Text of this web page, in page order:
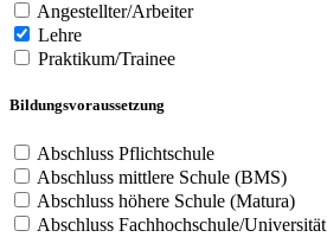
Angestellter/Arbeiter
Lehre
Praktikum/Trainee
Bildungsvoraussetzung
Abschluss Pflichtschule
Abschluss mittlere Schule (BMS)
Abschluss höhere Schule (Matura)
Abschluss Fachhochschule/Universität